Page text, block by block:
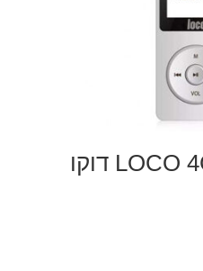
נגן MP3 דגם LOCO 4GB דוקו